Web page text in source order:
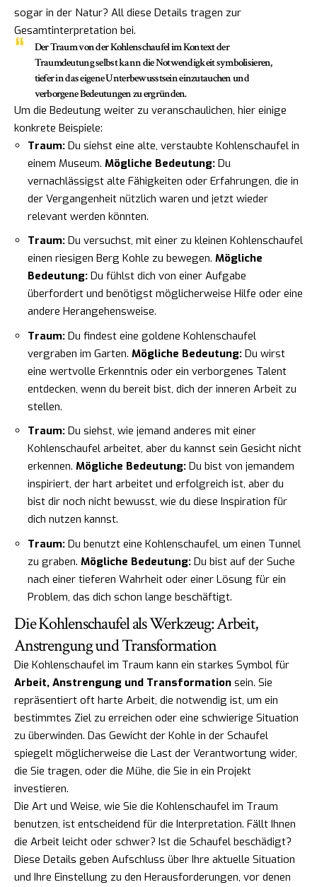
sogar in der Natur? All diese Details tragen zur
Gesamtinterpretation bei.
Der Traum von der Kohlenschaufel im Kontext der
Traumdeutung selbst kann die Notwendigkeit symbolisieren,
tiefer in das eigene Unterbewusstsein einzutauchen und
verborgene Bedeutungen zu ergründen.
Um die Bedeutung weiter zu veranschaulichen, hier einige
konkrete Beispiele:
Traum: Du siehst eine alte, verstaubte Kohlenschaufel in
einem Museum. Mögliche Bedeutung: Du
vernachlässigst alte Fähigkeiten oder Erfahrungen, die in
der Vergangenheit nützlich waren und jetzt wieder
relevant werden könnten.
Traum: Du versuchst, mit einer zu kleinen Kohlenschaufel
einen riesigen Berg Kohle zu bewegen. Mögliche
Bedeutung: Du fühlst dich von einer Aufgabe
überfordert und benötigst möglicherweise Hilfe oder eine
andere Herangehensweise.
Traum: Du findest eine goldene Kohlenschaufel
vergraben im Garten. Mögliche Bedeutung: Du wirst
eine wertvolle Erkenntnis oder ein verborgenes Talent
entdecken, wenn du bereit bist, dich der inneren Arbeit zu
stellen.
Traum: Du siehst, wie jemand anderes mit einer
Kohlenschaufel arbeitet, aber du kannst sein Gesicht nicht
erkennen. Mögliche Bedeutung: Du bist von jemandem
inspiriert, der hart arbeitet und erfolgreich ist, aber du
bist dir noch nicht bewusst, wie du diese Inspiration für
dich nutzen kannst.
Traum: Du benutzt eine Kohlenschaufel, um einen Tunnel
zu graben. Mögliche Bedeutung: Du bist auf der Suche
nach einer tieferen Wahrheit oder einer Lösung für ein
Problem, das dich schon lange beschäftigt.
Die Kohlenschaufel als Werkzeug: Arbeit,
Anstrengung und Transformation
Die Kohlenschaufel im Traum kann ein starkes Symbol für
Arbeit, Anstrengung und Transformation sein. Sie
repräsentiert oft harte Arbeit, die notwendig ist, um ein
bestimmtes Ziel zu erreichen oder eine schwierige Situation
zu überwinden. Das Gewicht der Kohle in der Schaufel
spiegelt möglicherweise die Last der Verantwortung wider,
die Sie tragen, oder die Mühe, die Sie in ein Projekt
investieren.
Die Art und Weise, wie Sie die Kohlenschaufel im Traum
benutzen, ist entscheidend für die Interpretation. Fällt Ihnen
die Arbeit leicht oder schwer? Ist die Schaufel beschädigt?
Diese Details geben Aufschluss über Ihre aktuelle Situation
und Ihre Einstellung zu den Herausforderungen, vor denen